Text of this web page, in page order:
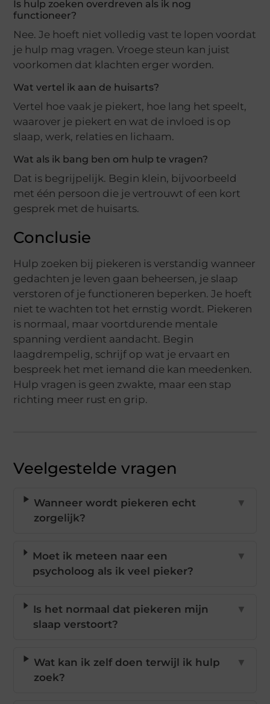
Is hulp zoeken overdreven als ik nog
functioneer?
Nee. Je hoeft niet volledig vast te lopen voordat
je hulp mag vragen. Vroege steun kan juist
voorkomen dat klachten erger worden.
Wat vertel ik aan de huisarts?
Vertel hoe vaak je piekert, hoe lang het speelt,
waarover je piekert en wat de invloed is op
slaap, werk, relaties en lichaam.
Wat als ik bang ben om hulp te vragen?
Dat is begrijpelijk. Begin klein, bijvoorbeeld
met één persoon die je vertrouwt of een kort
gesprek met de huisarts.
Conclusie
Hulp zoeken bij piekeren is verstandig wanneer
gedachten je leven gaan beheersen, je slaap
verstoren of je functioneren beperken. Je hoeft
niet te wachten tot het ernstig wordt. Piekeren
is normaal, maar voortdurende mentale
spanning verdient aandacht. Begin
laagdrempelig, schrijf op wat je ervaart en
bespreek het met iemand die kan meedenken.
Hulp vragen is geen zwakte, maar een stap
richting meer rust en grip.
Veelgestelde vragen
Wanneer wordt piekeren echt
zorgelijk?
▼
Moet ik meteen naar een
psycholoog als ik veel pieker?
▼
Is het normaal dat piekeren mijn
slaap verstoort?
▼
Wat kan ik zelf doen terwijl ik hulp
zoek?
▼